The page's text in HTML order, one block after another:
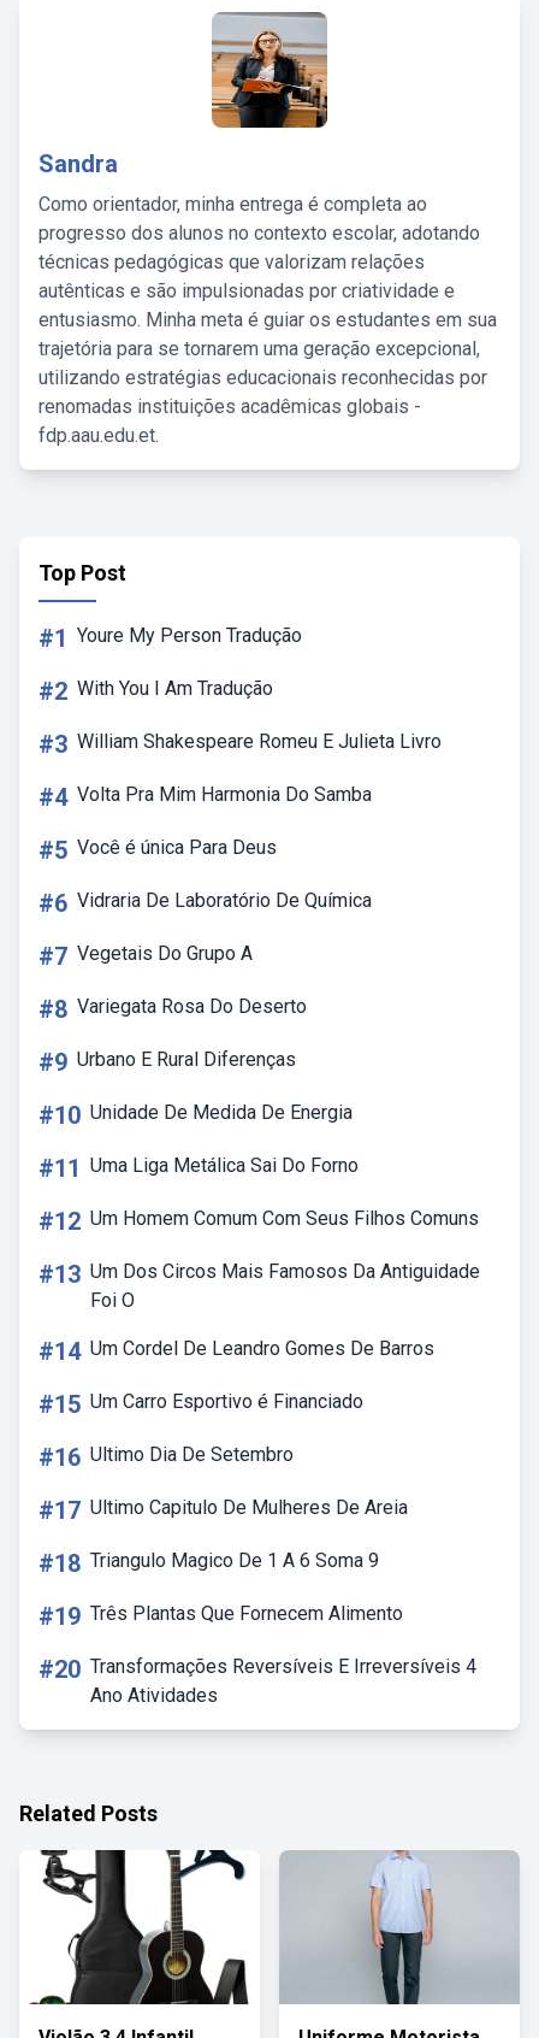
Sandra
Como orientador, minha entrega é completa ao
progresso dos alunos no contexto escolar, adotando
técnicas pedagógicas que valorizam relações
autênticas e são impulsionadas por criatividade e
entusiasmo. Minha meta é guiar os estudantes em sua
trajetória para se tornarem uma geração excepcional,
utilizando estratégias educacionais reconhecidas por
renomadas instituições acadêmicas globais -
fdp.aau.edu.et.
Top Post
#1 Youre My Person Tradução
#2 With You I Am Tradução
#3 William Shakespeare Romeu E Julieta Livro
#4 Volta Pra Mim Harmonia Do Samba
#5 Você é única Para Deus
#6 Vidraria De Laboratório De Química
#7 Vegetais Do Grupo A
#8 Variegata Rosa Do Deserto
#9 Urbano E Rural Diferenças
#10 Unidade De Medida De Energia
#11 Uma Liga Metálica Sai Do Forno
#12 Um Homem Comum Com Seus Filhos Comuns
#13 Um Dos Circos Mais Famosos Da Antiguidade
Foi O
#14 Um Cordel De Leandro Gomes De Barros
#15 Um Carro Esportivo é Financiado
#16 Ultimo Dia De Setembro
#17 Ultimo Capitulo De Mulheres De Areia
#18 Triangulo Magico De 1 A 6 Soma 9
#19 Três Plantas Que Fornecem Alimento
#20 Transformações Reversíveis E Irreversíveis 4
Ano Atividades
Related Posts